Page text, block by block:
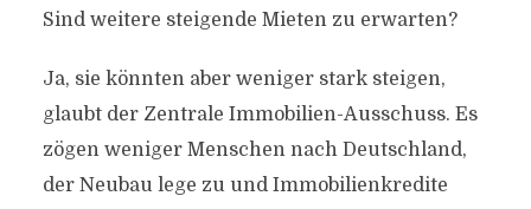
Sind weitere steigende Mieten zu erwarten?
Ja, sie könnten aber weniger stark steigen,
glaubt der Zentrale Immobilien-Ausschuss. Es
zögen weniger Menschen nach Deutschland,
der Neubau lege zu und Immobilienkredite